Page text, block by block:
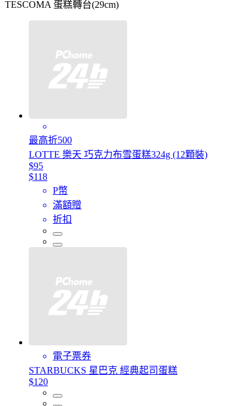
TESCOMA 蛋糕轉台(29cm)
最高折500
LOTTE 樂天 巧克力布雪蛋糕324g (12顆裝)
$95
$118
P幣
滿額贈
折扣
電子票券
STARBUCKS 星巴克 經典起司蛋糕
$120